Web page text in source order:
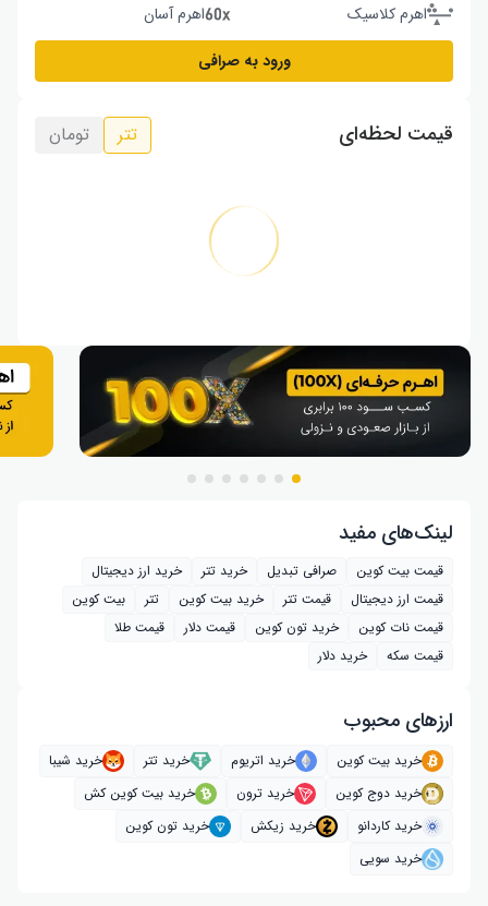
اهرم کلاسیک
اهرم آسان
ورود به صرافی
قیمت لحظه‌ای تتر تومان
لینک‌های مفید
قیمت بیت کوین صرافی تبدیل خرید تتر
خرید ارز دیجیتال
قیمت ارز دیجیتال
قیمت تتر خرید بیت‌ کوین تتر
بیت کوین
قیمت نات کوین
خرید تون کوین قیمت دلار
قیمت طلا
قیمت سکه
خرید دلار
ارز‌های محبوب
خرید بیت کوین خرید اتریوم خرید تتر
خرید شیبا
خرید دوج کوین
خرید ترون
خرید بیت کوین کش
خرید کاردانو
خرید زیکش
خرید تون کوین
خرید سویی